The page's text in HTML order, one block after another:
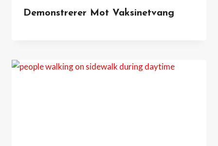
Demonstrerer Mot Vaksinetvang